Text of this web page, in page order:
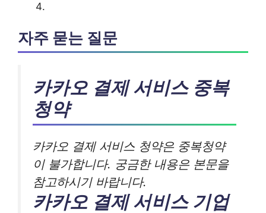
자주 묻는 질문
카카오 결제 서비스 중복
청약
카카오 결제 서비스 청약은 중복청약
이 불가합니다. 궁금한 내용은 본문을
참고하시기 바랍니다.
카카오 결제 서비스 기업